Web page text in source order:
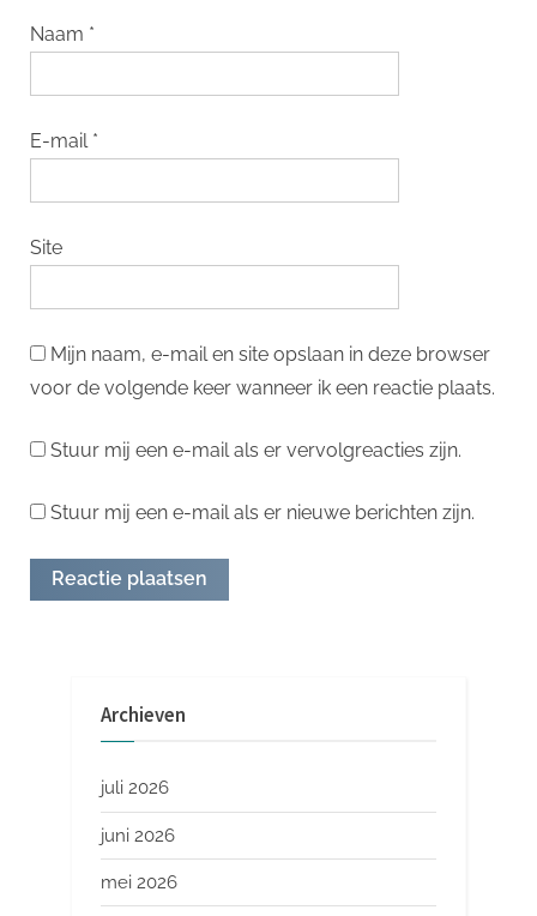
Naam *
E-mail *
Site
Mijn naam, e-mail en site opslaan in deze browser
voor de volgende keer wanneer ik een reactie plaats.
Stuur mij een e-mail als er vervolgreacties zijn.
Stuur mij een e-mail als er nieuwe berichten zijn.
Archieven
juli 2026
juni 2026
mei 2026